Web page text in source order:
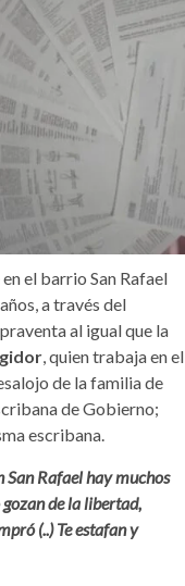
el barrio San Rafael
a través del
al igual que la
, quien trabaja en el
de la familia de
de Gobierno;
escribana.
San Rafael hay muchos
de la libertad,
(..) Te estafan y